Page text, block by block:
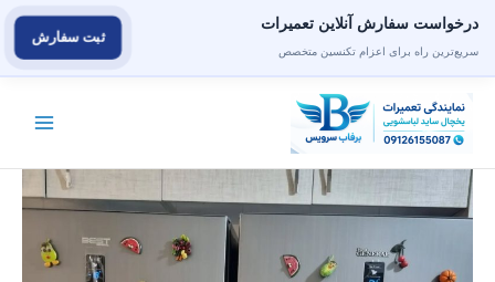
محتوا
درخواست سفارش آنلاین تعمیرات
سریع‌ترین راه برای اعزام تکنسین متخصص
ثبت سفارش